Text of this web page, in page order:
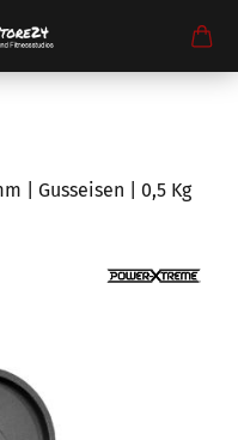
| Gusseisen | 0,5 Kg